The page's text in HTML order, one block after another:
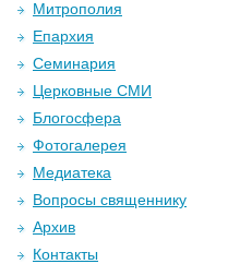
Митрополия
Епархия
Семинария
Церковные СМИ
Блогосфера
Фотогалерея
Медиатека
Вопросы священнику
Архив
Контакты